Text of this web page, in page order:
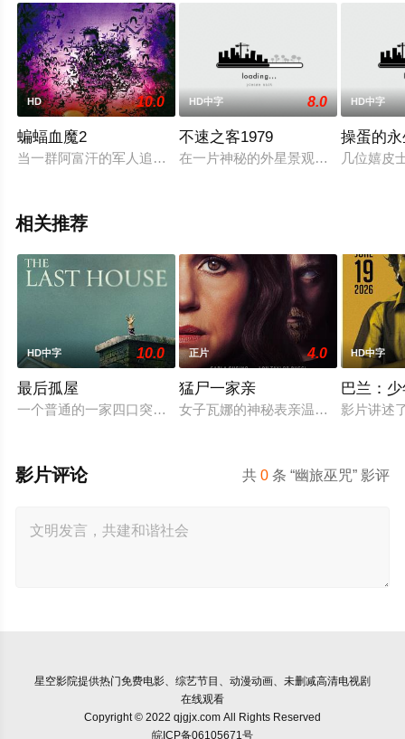
删减完整版电影大全就上星空电影网，更多相关信息可移
步至豆瓣电影、电视猫或剧情网等平台了解。
HD 10.0
蝙蝠血魔2
当一群阿富汗的军人追捕恐怖份子途中 进入了一个迷宫似的洞
HD中字 8.0
不速之客1979
在一片神秘的外星景观中，杰西·科
HD中字
操蛋的
几位嬉皮
相关推荐
HD中字 10.0
最后孤屋
一个普通的一家四口突遭诡异变故，被困在自家房屋中超过
正片 4.0
猛尸一家亲
女子瓦娜的神秘表亲温思罗普突然仓
HD中字
巴兰：
影片讲述
共0 条 “幽旅巫咒” 影评
影片评论
星空影院提供热门免费电影、综艺节目、动漫动画、未删减高清电视剧
在线观看
Copyright © 2022 qjgjx.com All Rights Reserved
皖ICP备06105671号